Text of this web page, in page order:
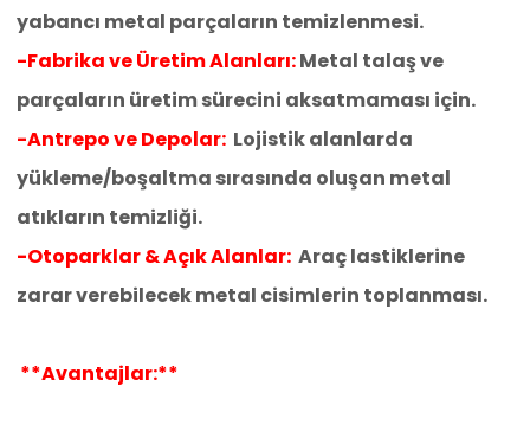
yabancı metal parçaların temizlenmesi.
-Fabrika ve Üretim Alanları:Metal talaş ve
parçaların üretim sürecini aksatmaması için.
-Antrepo ve Depolar: Lojistik alanlarda
yükleme/boşaltma sırasında oluşan metal
atıkların temizliği.
-Otoparklar & Açık Alanlar: Araç lastiklerine
zarar verebilecek metal cisimlerin toplanması.
**Avantajlar:**